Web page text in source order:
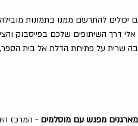
להתרשם ממנו בתמונות
דרך השיתופים שלכם בפייסבוק
שרית על פתיחת הדלת אל בית
מארגנים מפגש עם מוסלמים - המרכז